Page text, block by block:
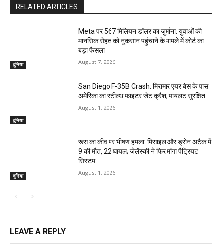
RELATED ARTICLES
दुनिया
Meta पर 567 मिलियन डॉलर का जुर्माना: युवाओं की
मानसिक सेहत को नुकसान पहुंचाने के मामले में कोर्ट का
बड़ा फैसला
August 7, 2026
दुनिया
San Diego F-35B Crash: मिरामार एयर बेस के पास
अमेरिका का स्टील्थ फाइटर जेट क्रैश, पायलट सुरक्षित
August 1, 2026
दुनिया
रूस का कीव पर भीषण हमला: मिसाइल और ड्रोन अटैक में
9 की मौत, 22 घायल; जेलेंस्की ने फिर मांगा पैट्रियट
सिस्टम
August 1, 2026
LEAVE A REPLY